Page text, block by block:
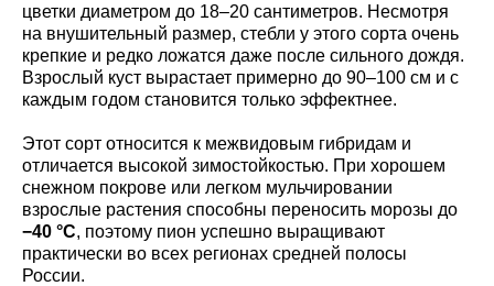
цветки диаметром до 18–20 сантиметров. Несмотря
на внушительный размер, стебли у этого сорта очень
крепкие и редко ложатся даже после сильного дождя.
Взрослый куст вырастает примерно до 90–100 см и с
каждым годом становится только эффектнее.
Этот сорт относится к межвидовым гибридам и
отличается высокой зимостойкостью. При хорошем
снежном покрове или легком мульчировании
взрослые растения способны переносить морозы до
−40 °C, поэтому пион успешно выращивают
практически во всех регионах средней полосы
России.